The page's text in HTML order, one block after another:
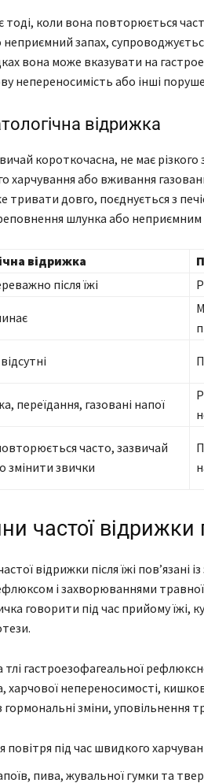
коли вона повторюється
неприємний запах,
вона може вказувати на
непереносимість або інші
відрижка
короткочасна, не має
харчування або вживання
довго, поєднується з
шлунка або неприємним
відрижка
після їжі
переїдання, газовані напої
часто, зазвичай
змінити звички
частої відрижки
відрижки після їжі пов’язані
і захворюваннями
говорити під час прийому їжі,
тлі гастроезофагеальної
непереносимості,
зміни, уповільнення
повітря під час швидкого
пива, жувальної гумки та